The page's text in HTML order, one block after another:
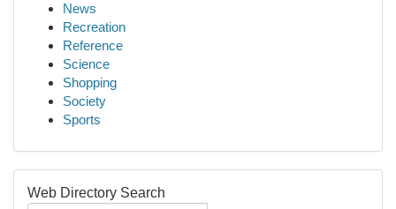
News
Recreation
Reference
Science
Shopping
Society
Sports
Web Directory Search